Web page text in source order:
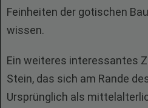
Feinheiten der gotischen
wissen.
Ein weiteres interessantes
Stein, das sich am Rande
Ursprünglich als